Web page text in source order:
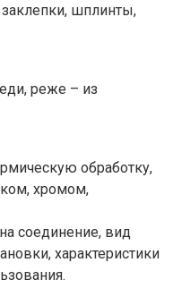
шплинты,
реже – из
обработку,
хромом,
соединение, вид
характеристики